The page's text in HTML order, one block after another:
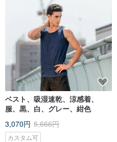
ベスト、吸湿速乾、涼感着、
服、黒、白、グレー、紺色
3,070円 5,666円
カスタム可